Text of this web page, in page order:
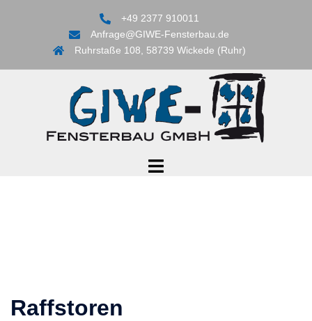
+49 2377 910011
Anfrage@GIWE-Fensterbau.de
Ruhrstaße 108, 58739 Wickede (Ruhr)
Toggle
Raffstoren